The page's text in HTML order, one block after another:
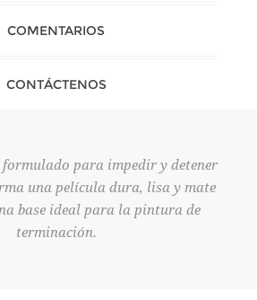
COMENTARIOS
CONTÁCTENOS
para impedir y detener
una película dura, lisa y mate
base ideal para la pintura de
terminación.